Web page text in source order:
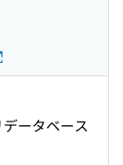
ータベース